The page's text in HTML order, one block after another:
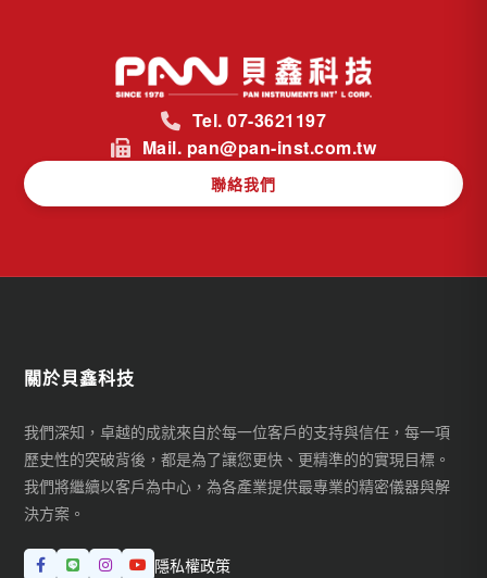
Tel. 07-3621197
Mail. pan@pan-inst.com.tw
聯絡我們
關於貝鑫科技
我們深知，卓越的成就來自於每一位客戶的支持與信任，每一項
歷史性的突破背後，都是為了讓您更快、更精準的的實現目標。
我們將繼續以客戶為中心，為各產業提供最專業的精密儀器與解
決方案。
隱私權政策